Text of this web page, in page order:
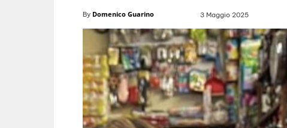
By Domenico Guarino 3 Maggio 2025